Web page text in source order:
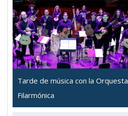
Tarde de música con la Orquesta
Filarmónica